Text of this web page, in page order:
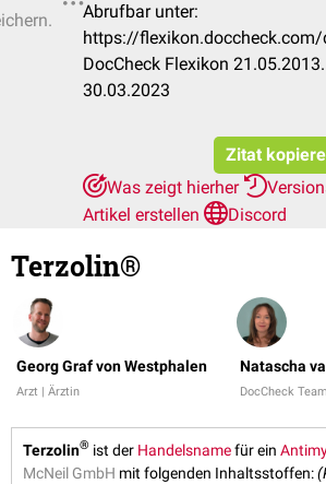
Abrufbar unter:
https://flexikon.doccheck.com/
DocCheck Flexikon
30.03.2023
Zitat
Was zeigt hierher
Artikel erstellen
Discord
Terzolin®
Georg Graf von Westphalen
Arzt | Ärztin
Natascha
DocCheck Team
Terzolin® ist der Handelsnamefür ein
McNeil GmbH mit folgenden Inhaltsstoffen: